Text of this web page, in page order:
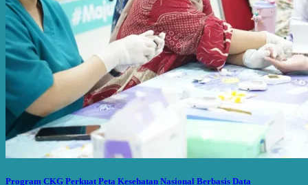
Program CKG Perkuat Peta Kesehatan Nasional Berbasis Data